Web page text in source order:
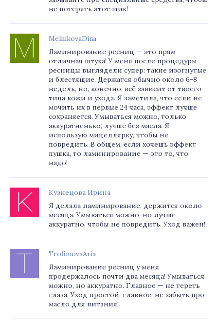
не потерять этот шик!
MelnikovaDina
Ламинирование ресниц — это прям
отличная штука! У меня после процедуры
ресницы выглядели супер: такие изогнутые
и блестящие. Держатся обычно около 6-8
недель, но, конечно, всё зависит от твоего
типа кожи и ухода. Я заметила, что если не
мочить их в первые 24 часа, эффект лучше
сохраняется. Умываться можно, только
аккуратненько, лучше без масла. Я
использую мицеллярку, чтобы не
повредить. В общем, если хочешь эффект
пушка, то ламинирование — это то, что
надо!
Кузнецова Ирина
Я делала ламинирование, держится около
месяца. Умываться можно, но лучше
аккуратно, чтобы не повредить. Уход важен!
TrofimovaAria
Ламинирование ресниц у меня
продержалось почти два месяца! Умываться
можно, но аккуратно. Главное — не тереть
глаза. Уход простой, главное, не забыть про
масло для питания!